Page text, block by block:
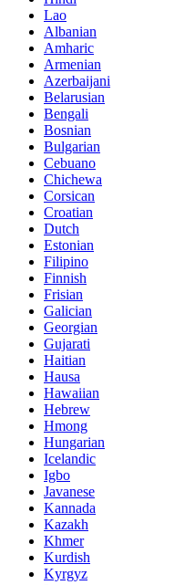
Lao
Albanian
Amharic
Armenian
Azerbaijani
Belarusian
Bengali
Bosnian
Bulgarian
Cebuano
Chichewa
Corsican
Croatian
Dutch
Estonian
Filipino
Finnish
Frisian
Galician
Georgian
Gujarati
Haitian
Hausa
Hawaiian
Hebrew
Hmong
Hungarian
Icelandic
Igbo
Javanese
Kannada
Kazakh
Khmer
Kurdish
Kyrgyz